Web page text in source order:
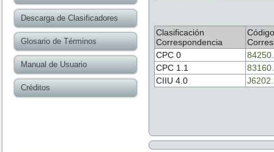
Descarga de Clasificadores
Glosario de Términos
Manual de Usuario
Créditos
Clasificación
Correspondencia
Código
CPC 0
CPC 1.1
CIIU 4.0